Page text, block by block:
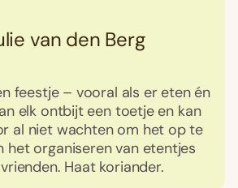
van den Berg
feestje – vooral als er eten én
elk ontbijt een toetje en kan
al niet wachten om het op te
het organiseren van etentjes
Haat koriander.